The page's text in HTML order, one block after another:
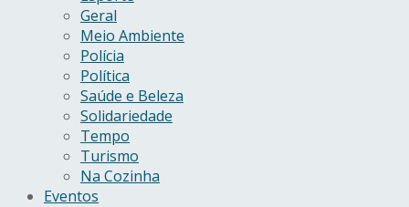
Geral
Meio Ambiente
Polícia
Política
Saúde e Beleza
Solidariedade
Tempo
Turismo
Na Cozinha
Eventos